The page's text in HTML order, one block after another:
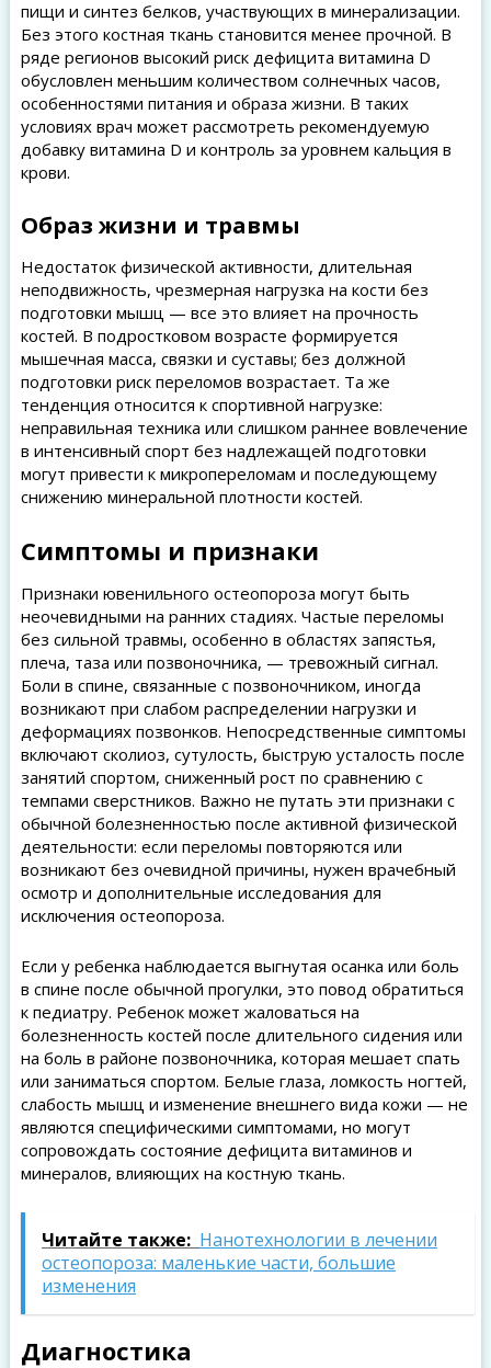
пищи и синтез белков, участвующих в минерализации.
Без этого костная ткань становится менее прочной. В
ряде регионов высокий риск дефицита витамина D
обусловлен меньшим количеством солнечных часов,
особенностями питания и образа жизни. В таких
условиях врач может рассмотреть рекомендуемую
добавку витамина D и контроль за уровнем кальция в
крови.
Образ жизни и травмы
Недостаток физической активности, длительная
неподвижность, чрезмерная нагрузка на кости без
подготовки мышц — все это влияет на прочность
костей. В подростковом возрасте формируется
мышечная масса, связки и суставы; без должной
подготовки риск переломов возрастает. Та же
тенденция относится к спортивной нагрузке:
неправильная техника или слишком раннее вовлечение
в интенсивный спорт без надлежащей подготовки
могут привести к микропереломам и последующему
снижению минеральной плотности костей.
Симптомы и признаки
Признаки ювенильного остеопороза могут быть
неочевидными на ранних стадиях. Частые переломы
без сильной травмы, особенно в областях запястья,
плеча, таза или позвоночника, — тревожный сигнал.
Боли в спине, связанные с позвоночником, иногда
возникают при слабом распределении нагрузки и
деформациях позвонков. Непосредственные симптомы
включают сколиоз, сутулость, быструю усталость после
занятий спортом, сниженный рост по сравнению с
темпами сверстников. Важно не путать эти признаки с
обычной болезненностью после активной физической
деятельности: если переломы повторяются или
возникают без очевидной причины, нужен врачебный
осмотр и дополнительные исследования для
исключения остеопороза.
Если у ребенка наблюдается выгнутая осанка или боль
в спине после обычной прогулки, это повод обратиться
к педиатру. Ребенок может жаловаться на
болезненность костей после длительного сидения или
на боль в районе позвоночника, которая мешает спать
или заниматься спортом. Белые глаза, ломкость ногтей,
слабость мышц и изменение внешнего вида кожи — не
являются специфическими симптомами, но могут
сопровождать состояние дефицита витаминов и
минералов, влияющих на костную ткань.
Читайте также: Нанотехнологии в лечении
остеопороза: маленькие части, большие
изменения
Диагностика